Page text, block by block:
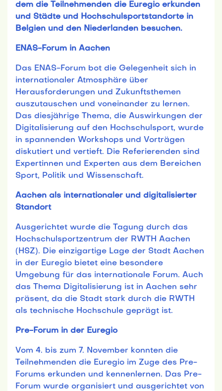
dem die Teilnehmenden die Euregio erkunden
und Städte und Hochschulsportstandorte in
Belgien und den Niederlanden besuchen.
ENAS-Forum in Aachen
Das ENAS-Forum bot die Gelegenheit sich in
internationaler Atmosphäre über
Herausforderungen und Zukunftsthemen
auszutauschen und voneinander zu lernen.
Das diesjährige Thema, die Auswirkungen der
Digitalisierung auf den Hochschulsport, wurde
in spannenden Workshops und Vorträgen
diskutiert und vertieft. Die Referierenden sind
Expertinnen und Experten aus dem Bereichen
Sport, Politik und Wissenschaft.
Aachen als internationaler und digitalisierter
Standort
Ausgerichtet wurde die Tagung durch das
Hochschulsportzentrum der RWTH Aachen
(HSZ). Die einzigartige Lage der Stadt Aachen
in der Euregio bietet eine besondere
Umgebung für das internationale Forum. Auch
das Thema Digitalisierung ist in Aachen sehr
präsent, da die Stadt stark durch die RWTH
als technische Hochschule geprägt ist.
Pre-Forum in der Euregio
Vom 4. bis zum 7. November konnten die
Teilnehmenden die Euregio im Zuge des Pre-
Forums erkunden und kennenlernen. Das Pre-
Forum wurde organisiert und ausgerichtet von